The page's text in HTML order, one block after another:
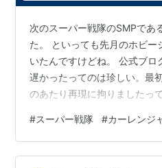
次のスーパー戦隊のSMPであ
た。 といっても先月のホビー
いたんですけどね。 公式ブロ
遅かったってのは珍しい。最
のあたり再現に拘りましたっ
走斬りのポーズも完全に再現
股関節の可動を従来よりも増
玩具のポーズも取れるという
#スーパー戦隊 #カーレンジ